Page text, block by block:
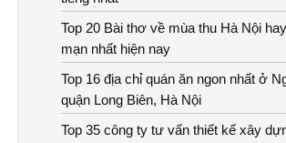
Top 20 Bài thơ về mùa thu Hà Nội
mạn nhất hiện nay
Top 16 địa chỉ quán ăn ngon nhất ở
quận Long Biên, Hà Nội
Top 35 công ty tư vấn thiết kế xây